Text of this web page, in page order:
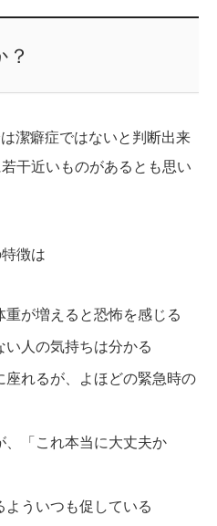
潔癖症ではないと判断出来
干近いものがあるとも思い
徴は
が増えると恐怖を感じる
い人の気持ちは分かる
座れるが、よほどの緊急時の
、「これ本当に大丈夫か
ういつも促している